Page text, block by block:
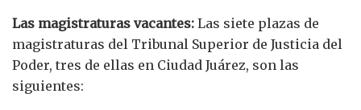
Las magistraturas vacantes: Las siete plazas de
magistraturas del Tribunal Superior de Justicia del
Poder, tres de ellas en Ciudad Juárez, son las
siguientes: